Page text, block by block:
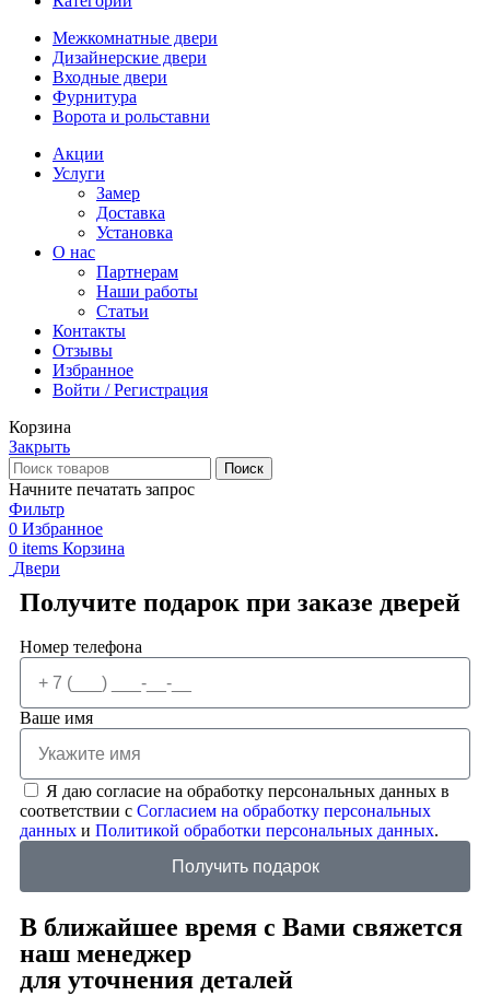
Межкомнатные двери
Дизайнерские двери
Входные двери
Фурнитура
Ворота и рольставни
Акции
Услуги
Замер
Доставка
Установка
О нас
Партнерам
Наши работы
Статьи
Контакты
Отзывы
Избранное
Войти / Регистрация
Корзина
Закрыть
Поиск
Начните печатать запрос
Фильтр
0 Избранное
0 items Корзина
Двери
Получите подарок при заказе дверей
Номер телефона
Ваше имя
Я даю согласие на обработку персональных данных в
соответствии с Согласием на обработку персональных
данных и Политикой обработки персональных данных.
Получить подарок
В ближайшее время с Вами свяжется
наш менеджер
для уточнения деталей